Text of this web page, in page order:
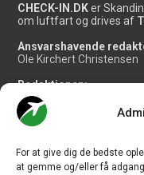
For at give dig de bedste
at gemme og/eller få
CHECK-IN.DK er
om luftfart og drives af
Ansvarshavende
Ole Kirchert Christensen
Redaktionen:
Christian Granhøj Skouboe
Henrik Baumgarten
Danny Longhi Andreasen
Salg og jobannoncer: